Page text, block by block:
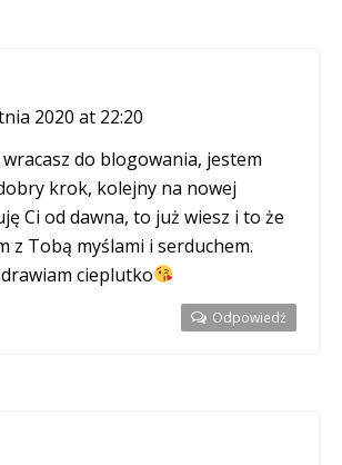
2020 at 22:20
wracasz do blogowania, jestem
krok, kolejny na nowej
Ci od dawna, to już wiesz i to że
z Tobą myślami i serduchem.
cieplutko
Odpowiedź